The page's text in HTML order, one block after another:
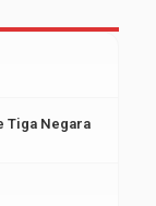
Tiga Negara